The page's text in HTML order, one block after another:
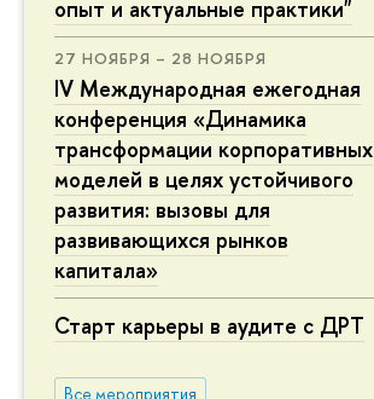
опыт и актуальные практики"
27 НОЯБРЯ – 28 НОЯБРЯ
IV Международная ежегодная
конференция «Динамика
трансформации корпоративных
моделей в целях устойчивого
развития: вызовы для
развивающихся рынков
капитала»
Старт карьеры в аудите с ДРТ
Все мероприятия